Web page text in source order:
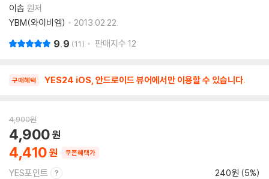
이솝 원저
YBM(와이비엠)
2013.02.22.
9.9 11 판매지수 12
구매혜택 YES24 iOS, 안드로이드 뷰어에서만 이용할 수 있습니다.
4,900원
4,410
4,900
쿠폰혜택가
YES포인트 240원 (5%)